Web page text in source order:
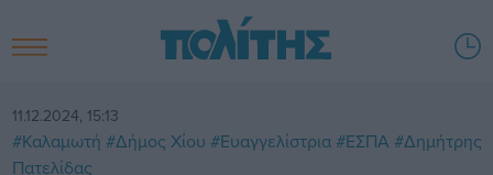
11.12.2024, 15:13
#Καλαμωτή #Δήμος Χίου #Ευαγγελίστρια #ΕΣΠΑ #Δημήτρης
Πατελίδας